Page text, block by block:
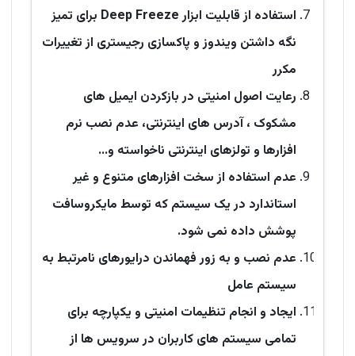
استفاده از قابلیت ابزار Deep Freeze برای تمیز
نگه داشتن ویندوز و پاکسازی رجیستری از تغییرات
مکرر
رعایت اصول امنیتی در بازکردن ایمیل های
مشکوک ، آدرس های اینترنتی، عدم نصب نرم
افزارها و تولزهای اینترنتی ناخواسته و...
عدم استفاده از سخت افزارهای متنوع و غیر
استاندارد در یک سیستم که توسط مایکروسافت
پوشش داده نمی شود.
عدم نصب و به زور فهماندن درایورهای نامرتبط به
سیستم عامل
ایجاد و انجام تنظیمات امنیتی و یکپارچه برای
تمامی سیستم های کاربران در سرویس ها از